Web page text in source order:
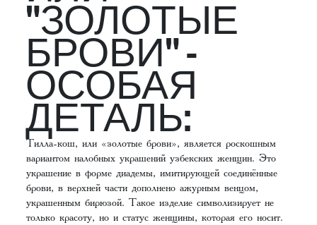
"ЗОЛОТЫЕ
БРОВИ" -
ОСОБАЯ
ДЕТАЛЬ:
Тилла-кош, или «золотые брови», является роскошным
вариантом налобных украшений узбекских женщин. Это
украшение в форме диадемы, имитирующей соединённые
брови, в верхней части дополнено ажурным венцом,
украшенным бирюзой. Такое изделие символизирует не
только красоту, но и статус женщины, которая его носит.